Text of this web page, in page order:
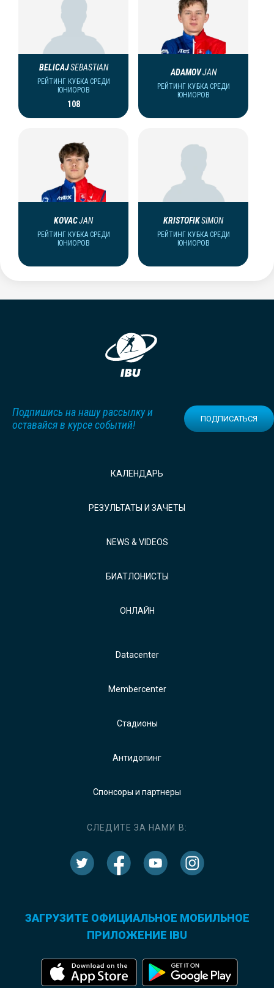
BELICAJSEBASTIAN
РЕЙТИНГ КУБКА СРЕДИ
ЮНИОРОВ
108
ADAMOVJAN
РЕЙТИНГ КУБКА СРЕДИ
ЮНИОРОВ
KOVACJAN
РЕЙТИНГ КУБКА СРЕДИ
ЮНИОРОВ
KRISTOFIKSIMON
РЕЙТИНГ КУБКА СРЕДИ
ЮНИОРОВ
Подпишись на нашу рассылку и
оставайся в курсе событий!
ПОДПИСАТЬСЯ
КАЛЕНДАРЬ
РЕЗУЛЬТАТЫ И ЗАЧЕТЫ
NEWS & VIDEOS
БИАТЛОНИСТЫ
ОНЛАЙН
Datacenter
Membercenter
Стадионы
Антидопинг
Спонсоры и партнеры
СЛЕДИТЕ ЗА НАМИ В:
ЗАГРУЗИТЕ ОФИЦИАЛЬНОЕ МОБИЛЬНОЕ
ПРИЛОЖЕНИЕ IBU